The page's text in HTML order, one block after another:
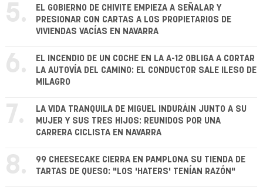
5.
EL GOBIERNO DE CHIVITE EMPIEZA A SEÑALAR Y
PRESIONAR CON CARTAS A LOS PROPIETARIOS DE
VIVIENDAS VACÍAS EN NAVARRA
6.
EL INCENDIO DE UN COCHE EN LA A-12 OBLIGA A CORTAR
LA AUTOVÍA DEL CAMINO: EL CONDUCTOR SALE ILESO DE
MILAGRO
7.
LA VIDA TRANQUILA DE MIGUEL INDURÁIN JUNTO A SU
MUJER Y SUS TRES HIJOS: REUNIDOS POR UNA
CARRERA CICLISTA EN NAVARRA
8.
99 CHEESECAKE CIERRA EN PAMPLONA SU TIENDA DE
TARTAS DE QUESO: "LOS 'HATERS' TENÍAN RAZÓN"